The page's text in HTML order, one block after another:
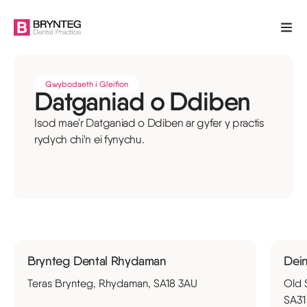
Datganiad o Ddiben
Gwybodaeth i Gleifion
Isod mae'r Datganiad o Ddiben ar gyfer y practis
rydych chi'n ei fynychu.
Brynteg Dental Rhydaman
Teras Brynteg, Rhydaman, SA18 3AU
Old